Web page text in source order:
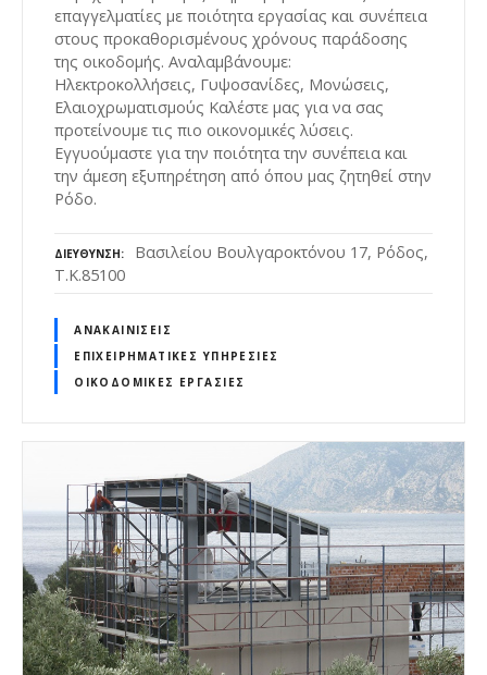
επαγγελματίες με ποιότητα εργασίας και συνέπεια
στους προκαθορισμένους χρόνους παράδοσης
της οικοδομής. Αναλαμβάνουμε:
Ηλεκτροκολλήσεις, Γυψοσανίδες, Μονώσεις,
Ελαιοχρωματισμούς Καλέστε μας για να σας
προτείνουμε τις πιο οικονομικές λύσεις.
Εγγυούμαστε για την ποιότητα την συνέπεια και
την άμεση εξυπηρέτηση από όπου μας ζητηθεί στην
Ρόδο.
ΔΙΕΎΘΥΝΣΗ
Βασιλείου Βουλγαροκτόνου 17, Ρόδος,
Τ.Κ.85100
ΑΝΑΚΑΙΝΊΣΕΙΣ
ΕΠΙΧΕΙΡΗΜΑΤΙΚΈΣ ΥΠΗΡΕΣΊΕΣ
ΟΙΚΟΔΟΜΙΚΈΣ ΕΡΓΑΣΊΕΣ